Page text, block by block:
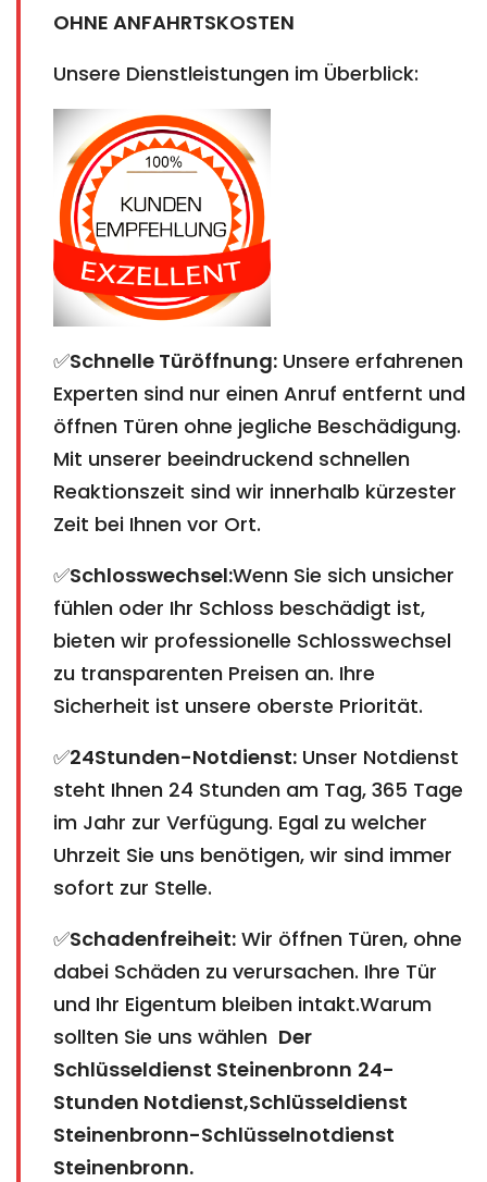
OHNE ANFAHRTSKOSTEN
Unsere Dienstleistungen im Überblick:
✅Schnelle Türöffnung: Unsere erfahrenen
Experten sind nur einen Anruf entfernt und
öffnen Türen ohne jegliche Beschädigung.
Mit unserer beeindruckend schnellen
Reaktionszeit sind wir innerhalb kürzester
Zeit bei Ihnen vor Ort.
✅Schlosswechsel:Wenn Sie sich unsicher
fühlen oder Ihr Schloss beschädigt ist,
bieten wir professionelle Schlosswechsel
zu transparenten Preisen an. Ihre
Sicherheit ist unsere oberste Priorität.
✅24Stunden-Notdienst: Unser Notdienst
steht Ihnen 24 Stunden am Tag, 365 Tage
im Jahr zur Verfügung. Egal zu welcher
Uhrzeit Sie uns benötigen, wir sind immer
sofort zur Stelle.
✅Schadenfreiheit: Wir öffnen Türen, ohne
dabei Schäden zu verursachen. Ihre Tür
und Ihr Eigentum bleiben intakt.Warum
sollten Sie uns wählen Der
Schlüsseldienst Steinenbronn 24-
Stunden Notdienst,Schlüsseldienst
Steinenbronn-Schlüsselnotdienst
Steinenbronn.